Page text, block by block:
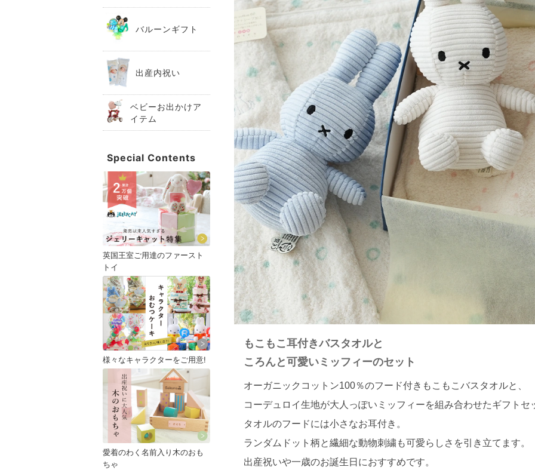
もこもこ耳付きバスタオルと
ころんと可愛いミッフィーのセット
オーガニックコットン100％のフード付きもこもこバスタオルと、
コーデュロイ生地が大人っぽいミッフィーを組み合わせたギフトセ
タオルのフードには小さなお耳付き。
ランダムドット柄と繊細な動物刺繍も可愛らしさを引き立てます。
出産祝いや一歳のお誕生日におすすめです。
バルーンギフト
出産内祝い
ベビーお出かけア
イテム
Special Contents
英国王室ご用達のファースト
トイ
様々なキャラクターをご用意!
愛着のわく名前入り木のおも
ちゃ